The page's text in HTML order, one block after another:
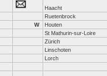
Haacht
Ruetenbrock
W Houten
St Mathurin-sur-Loire
Zürich
Linschoten
Lorch